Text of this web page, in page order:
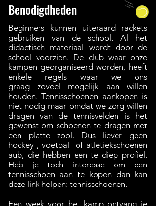
Benodigdheden
Beginners kunnen uiteraard rackets
gebruiken van de school. Al het
didactisch materiaal wordt door de
school voorzien. De club waar onze
kampen georganiseerd worden, heeft
enkele regels waar we ons
graag zoveel mogelijk aan willen
houden. Tennisschoenen aankopen is
niet nodig maar omdat we zorg willen
dragen van de tennisvelden is het
gewenst om schoenen te dragen met
een platte zool. Dus liever geen
hockey-, voetbal- of atletiekschoenen
aub, die hebben een te diep profiel.
Heb je toch interesse om een
tennisschoen aan te kopen dan kan
deze link helpen: tennisschoenen.
Een week voor het kamp ontvang je